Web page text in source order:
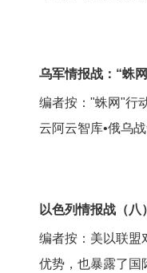
乌军情报战：“蛛
编者按："蛛网"行
云阿云智库•俄乌
以色列情报战（
编者按：美以联盟
优势，也暴露了国